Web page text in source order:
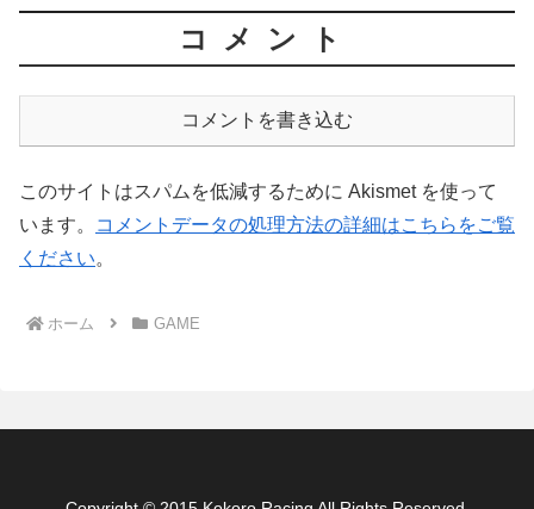
コメント
コメントを書き込む
このサイトはスパムを低減するために Akismet を使って
います。
コメントデータの処理方法の詳細はこちらをご覧
ください。
ホーム GAME